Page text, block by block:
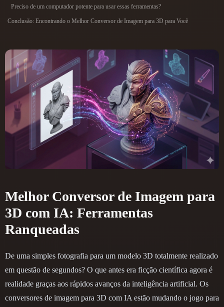
Fantasy Flat Gothic
Minimalist Modern Organic Photorealistic
Pixel Art Realistic Retro Stylized
Voxel
Preciso de um computador potente para usar essas ferramentas?
Conclusão: Encontrando o Melhor Conversor de Imagem para 3D para Você
Melhor Conversor de Imagem para
3D com IA: Ferramentas
Ranqueadas
De uma simples fotografia para um modelo 3D totalmente realizado
em questão de segundos? O que antes era ficção científica agora é
realidade graças aos rápidos avanços da inteligência artificial. Os
conversores de imagem para 3D com IA estão mudando o jogo para